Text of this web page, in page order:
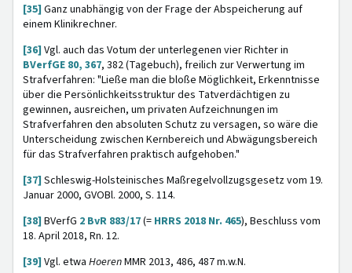
[35] Ganz unabhängig von der Frage der Abspeicherung auf
einem Klinikrechner.
[36] Vgl. auch das Votum der unterlegenen vier Richter in
BVerfGE 80, 367, 382 (Tagebuch), freilich zur Verwertung im
Strafverfahren: "Ließe man die bloße Möglichkeit, Erkenntnisse
über die Persönlichkeitsstruktur des Tatverdächtigen zu
gewinnen, ausreichen, um privaten Aufzeichnungen im
Strafverfahren den absoluten Schutz zu versagen, so wäre die
Unterscheidung zwischen Kernbereich und Abwägungsbereich
für das Strafverfahren praktisch aufgehoben."
[37] Schleswig-Holsteinisches Maßregelvollzugsgesetz vom 19.
Januar 2000, GVOBl. 2000, S. 114.
[38] BVerfG 2 BvR 883/17(= HRRS 2018 Nr. 465), Beschluss vom
18. April 2018, Rn. 12.
[39] Vgl. etwa HoerenMMR 2013, 486, 487 m.w.N.